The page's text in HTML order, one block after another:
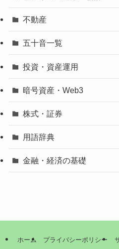
不動産
五十音一覧
投資・資産運用
暗号資産・Web3
株式・証券
用語辞典
金融・経済の基礎
ホーム プライバシーポリシー